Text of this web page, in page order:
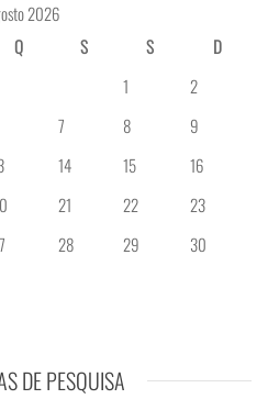
2026
Q S S
D
1
2
7 8
9
14 15
16
21 22
23
28 29
30
DE PESQUISA